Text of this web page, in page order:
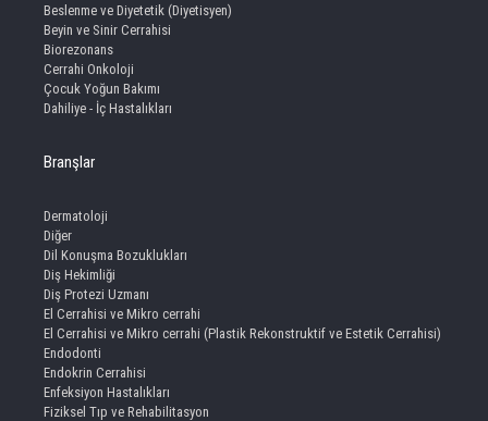
Beslenme ve Diyetetik (Diyetisyen)
Beyin ve Sinir Cerrahisi
Biorezonans
Cerrahi Onkoloji
Çocuk Yoğun Bakımı
Dahiliye - İç Hastalıkları
Branşlar
Dermatoloji
Diğer
Dil Konuşma Bozuklukları
Diş Hekimliği
Diş Protezi Uzmanı
El Cerrahisi ve Mikro cerrahi
El Cerrahisi ve Mikro cerrahi (Plastik Rekonstruktif ve Estetik Cerrahisi)
Endodonti
Endokrin Cerrahisi
Enfeksiyon Hastalıkları
Fiziksel Tıp ve Rehabilitasyon